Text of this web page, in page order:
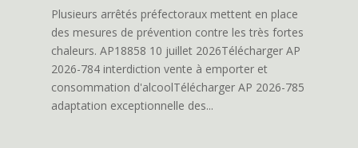
Plusieurs arrêtés préfectoraux mettent en place
des mesures de prévention contre les très fortes
chaleurs. AP18858 10 juillet 2026Télécharger AP
2026-784 interdiction vente à emporter et
consommation d'alcoolTélécharger AP 2026-785
adaptation exceptionnelle des...